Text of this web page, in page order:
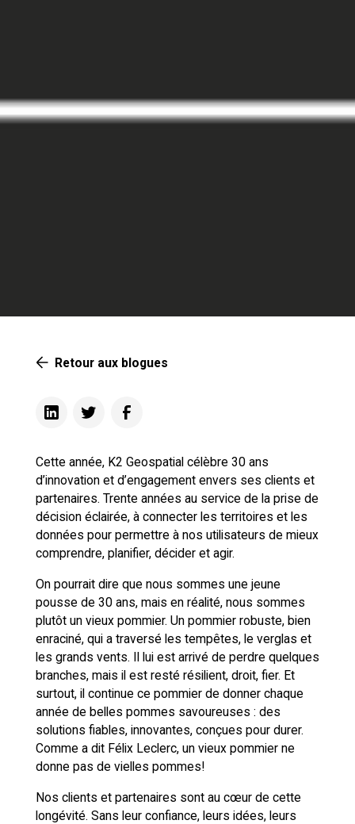
Retour aux blogues
Cette année, K2 Geospatial célèbre 30 ans
d’innovation et d’engagement envers ses clients et
partenaires. Trente années au service de la prise de
décision éclairée, à connecter les territoires et les
données pour permettre à nos utilisateurs de mieux
comprendre, planifier, décider et agir.
On pourrait dire que nous sommes une jeune
pousse de 30 ans, mais en réalité, nous sommes
plutôt un vieux pommier. Un pommier robuste, bien
enraciné, qui a traversé les tempêtes, le verglas et
les grands vents. Il lui est arrivé de perdre quelques
branches, mais il est resté résilient, droit, fier. Et
surtout, il continue ce pommier de donner chaque
année de belles pommes savoureuses : des
solutions fiables, innovantes, conçues pour durer.
Comme a dit Félix Leclerc, un vieux pommier ne
donne pas de vielles pommes!
Nos clients et partenaires sont au cœur de cette
longévité. Sans leur confiance, leurs idées, leurs